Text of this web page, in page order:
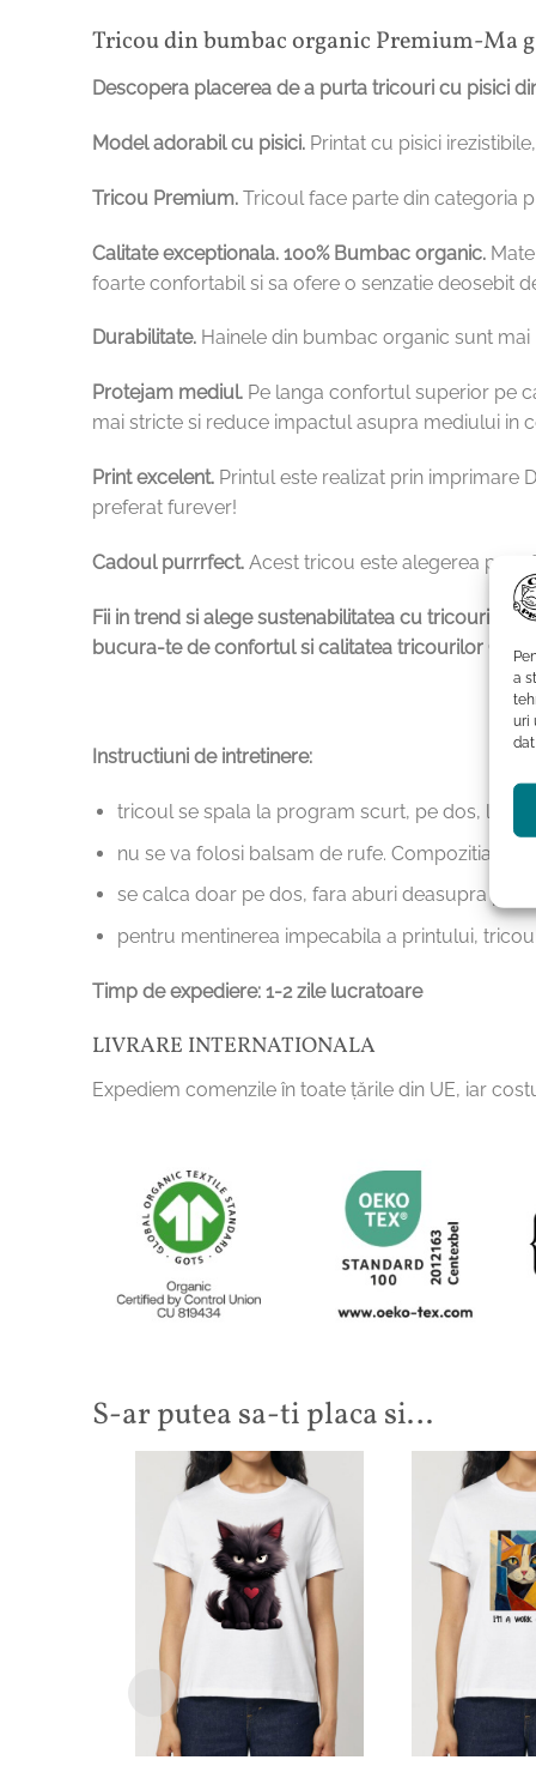
a
uri
Tricou din bumbac organic Premium-Ma
Descopera placerea de a purta tricouri cu pisici
Model adorabil cu pisici. Printat cu pisici
Tricou Premium. Tricoul face parte din categoria
Calitate exceptionala. 100% Bumbac organic.
foarte confortabil si sa ofere o senzatie deosebit
Durabilitate. Hainele din bumbac organic sunt
Protejam mediul. Pe langa confortul superior pe
mai stricte si reduce impactul asupra mediului in
Print excelent. Printul este realizat prin imprimare
preferat furever!
Cadoul purrrfect. Acest tricou este alegerea
Fii in trend si alege sustenabilitatea cu tricourile
bucura-te de confortul si calitatea tricourilor Cu
Instructiuni de intretinere:
tricoul se spala la program scurt, pe dos, la
nu se va folosi balsam de rufe. Compozitia
se calca doar pe dos, fara aburi deasupra
pentru mentinerea impecabila a printului,
Timp de expediere: 1-2 zile lucratoare
LIVRARE INTERNATIONALA
Expediem comenzile în toate țările din UE, iar
S-ar putea sa-ti placa si…